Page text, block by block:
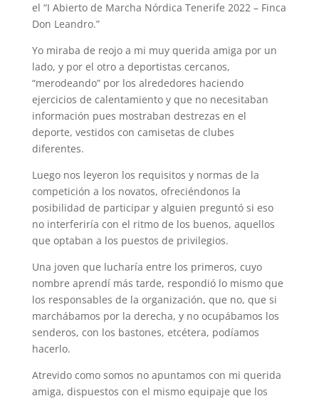
el “I Abierto de Marcha Nórdica Tenerife 2022 – Finca
Don Leandro.”
Yo miraba de reojo a mi muy querida amiga por un
lado, y por el otro a deportistas cercanos,
“merodeando” por los alrededores haciendo
ejercicios de calentamiento y que no necesitaban
información pues mostraban destrezas en el
deporte, vestidos con camisetas de clubes
diferentes.
Luego nos leyeron los requisitos y normas de la
competición a los novatos, ofreciéndonos la
posibilidad de participar y alguien preguntó si eso
no interferiría con el ritmo de los buenos, aquellos
que optaban a los puestos de privilegios.
Una joven que lucharía entre los primeros, cuyo
nombre aprendí más tarde, respondió lo mismo que
los responsables de la organización, que no, que si
marchábamos por la derecha, y no ocupábamos los
senderos, con los bastones, etcétera, podíamos
hacerlo.
Atrevido como somos no apuntamos con mi querida
amiga, dispuestos con el mismo equipaje que los